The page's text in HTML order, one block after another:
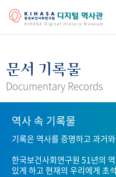
걸어온 길 기관 변천사
연구 역사
정책과 연구 키워드로 보
문서 기록물
Documentary Records
역사 속 기록물
기록은 역사를 증명하고 과거
한국보건사회연구원 51년의
있게 하고 현재의 우리에게 초